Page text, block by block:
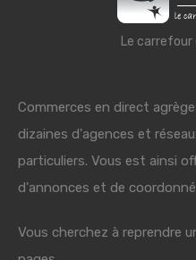
Le carrefour
Commerces en direct
dizaines d'agences et
particuliers. Vous est ainsi
d'annonces et de
Vous cherchez à reprendre